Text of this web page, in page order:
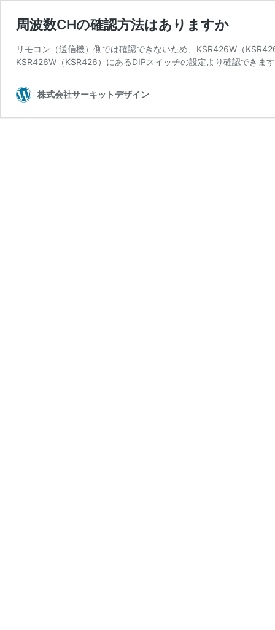
周波数CHの確認方法はありますか
リモコン（送信機）側では確認できないため、KSR426W（
KSR426W（KSR426）にあるDIPスイッチの設定より確認できま
株式会社サーキットデザイン